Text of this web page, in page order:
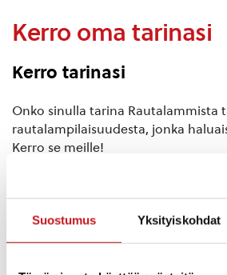
Suostumus Yksityiskohdat
Kerro oma tarinasi
Kerro tarinasi
Onko sinulla tarina Rautalammista
rautalampilaisuudesta, jonka
Kerro se meille!